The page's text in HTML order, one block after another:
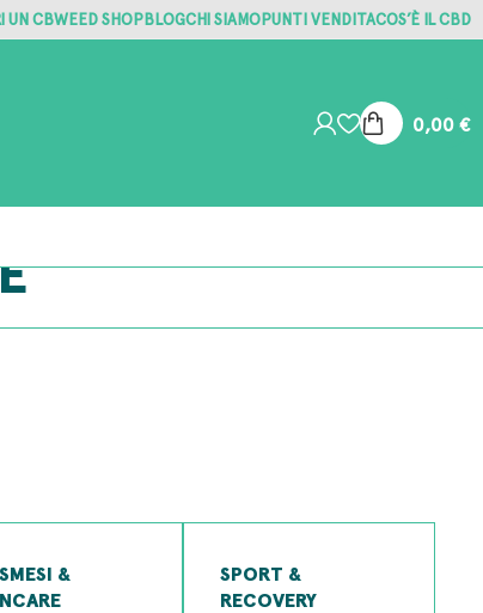
UN CBWEED SHOPBLOGCHI SIAMOPUNTI VENDITACOS’È IL CBD
0,00€
&
SPORT &
RECOVERY